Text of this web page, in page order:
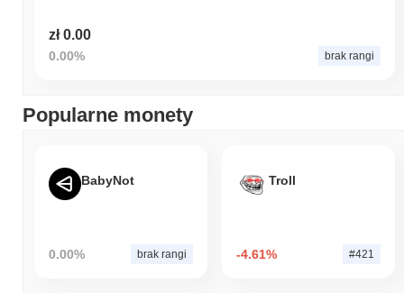
zł 0.00
0.00% brak rangi
Popularne monety
BabyNot
0.00% brak rangi
Troll
-4.61% #421